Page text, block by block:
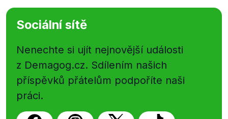
Sociální sítě
Nenechte si ujít nejnovější události
z Demagog.cz. Sdílením našich
příspěvků přátelům podpoříte naši
práci.